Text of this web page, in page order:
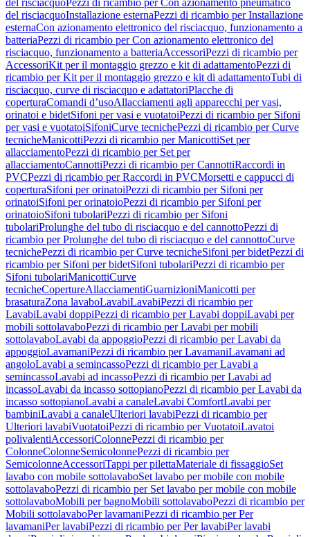
del risciacquoPezzi di ricambio per Con azionamento pneumatico
del risciacquoInstallazione esternaPezzi di ricambio per Installazione
esternaCon azionamento elettronico del risciacquo, funzionamento a
batteriaPezzi di ricambio per Con azionamento elettronico del
risciacquo, funzionamento a batteriaAccessoriPezzi di ricambio per
AccessoriKit per il montaggio grezzo e kit di adattamentoPezzi di
ricambio per Kit per il montaggio grezzo e kit di adattamentoTubi di
risciacquo, curve di risciacquo e adattatoriPlacche di
coperturaComandi d’usoAllacciamenti agli apparecchi per vasi,
orinatoi e bidetSifoni per vasi e vuotatoiPezzi di ricambio per Sifoni
per vasi e vuotatoiSifoniCurve tecnichePezzi di ricambio per Curve
tecnicheManicottiPezzi di ricambio per ManicottiSet per
allacciamentoPezzi di ricambio per Set per
allacciamentoCannottiPezzi di ricambio per CannottiRaccordi in
PVCPezzi di ricambio per Raccordi in PVCMorsetti e cappucci di
coperturaSifoni per orinatoiPezzi di ricambio per Sifoni per
orinatoiSifoni per orinatoioPezzi di ricambio per Sifoni per
orinatoioSifoni tubolariPezzi di ricambio per Sifoni
tubolariProlunghe del tubo di risciacquo e del cannottoPezzi di
ricambio per Prolunghe del tubo di risciacquo e del cannottoCurve
tecnichePezzi di ricambio per Curve tecnicheSifoni per bidetPezzi di
ricambio per Sifoni per bidetSifoni tubolariPezzi di ricambio per
Sifoni tubolariManicottiCurve
tecnicheCopertureAllacciamentiGuarnizioniManicotti per
brasaturaZona lavaboLavabiLavabiPezzi di ricambio per
LavabiLavabi doppiPezzi di ricambio per Lavabi doppiLavabi per
mobili sottolavaboPezzi di ricambio per Lavabi per mobili
sottolavaboLavabi da appoggioPezzi di ricambio per Lavabi da
appoggioLavamaniPezzi di ricambio per LavamaniLavamani ad
angoloLavabi a semincassoPezzi di ricambio per Lavabi a
semincassoLavabi ad incassoPezzi di ricambio per Lavabi ad
incassoLavabi da incasso sottopianoPezzi di ricambio per Lavabi da
incasso sottopianoLavabi a canaleLavabi ComfortLavabi per
bambiniLavabi a canaleUlteriori lavabiPezzi di ricambio per
Ulteriori lavabiVuotatoiPezzi di ricambio per VuotatoiLavatoi
polivalentiAccessoriColonnePezzi di ricambio per
ColonneColonneSemicolonnePezzi di ricambio per
SemicolonneAccessoriTappi per pilettaMateriale di fissaggioSet
lavabo con mobile sottolavaboSet lavabo per mobile con mobile
sottolavaboPezzi di ricambio per Set lavabo per mobile con mobile
sottolavaboMobili per bagnoMobili sottolavaboPezzi di ricambio per
Mobili sottolavaboPer lavamaniPezzi di ricambio per Per
lavamaniPer lavabiPezzi di ricambio per Per lavabiPer lavabi